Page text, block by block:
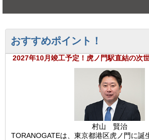
おすすめポイント！
2027年10月竣工予定！虎ノ門駅直結の次
村山 賢治
TORANOGATEは、東京都港区虎ノ門に誕